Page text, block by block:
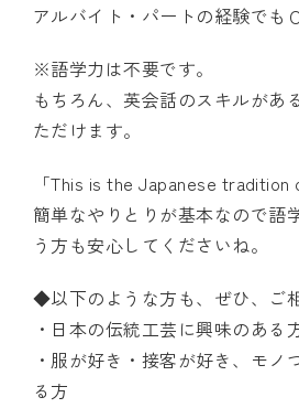
アルバイト・パートの経験でも
※語学力は不要です。
もちろん、英会話のスキルがあ
ただけます。
「This is the Japanese tradition
簡単なやりとりが基本なので語
う方も安心してくださいね。
◆以下のような方も、ぜひ、ご
・日本の伝統工芸に興味のある
・服が好き・接客が好き、モノ
る方